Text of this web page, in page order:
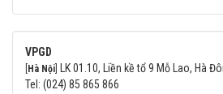
VPGD
Hà Nội LK 01.10, Liền kề tổ 9 Mỗ Lao, Hà
Tel: (024) 85 865 866